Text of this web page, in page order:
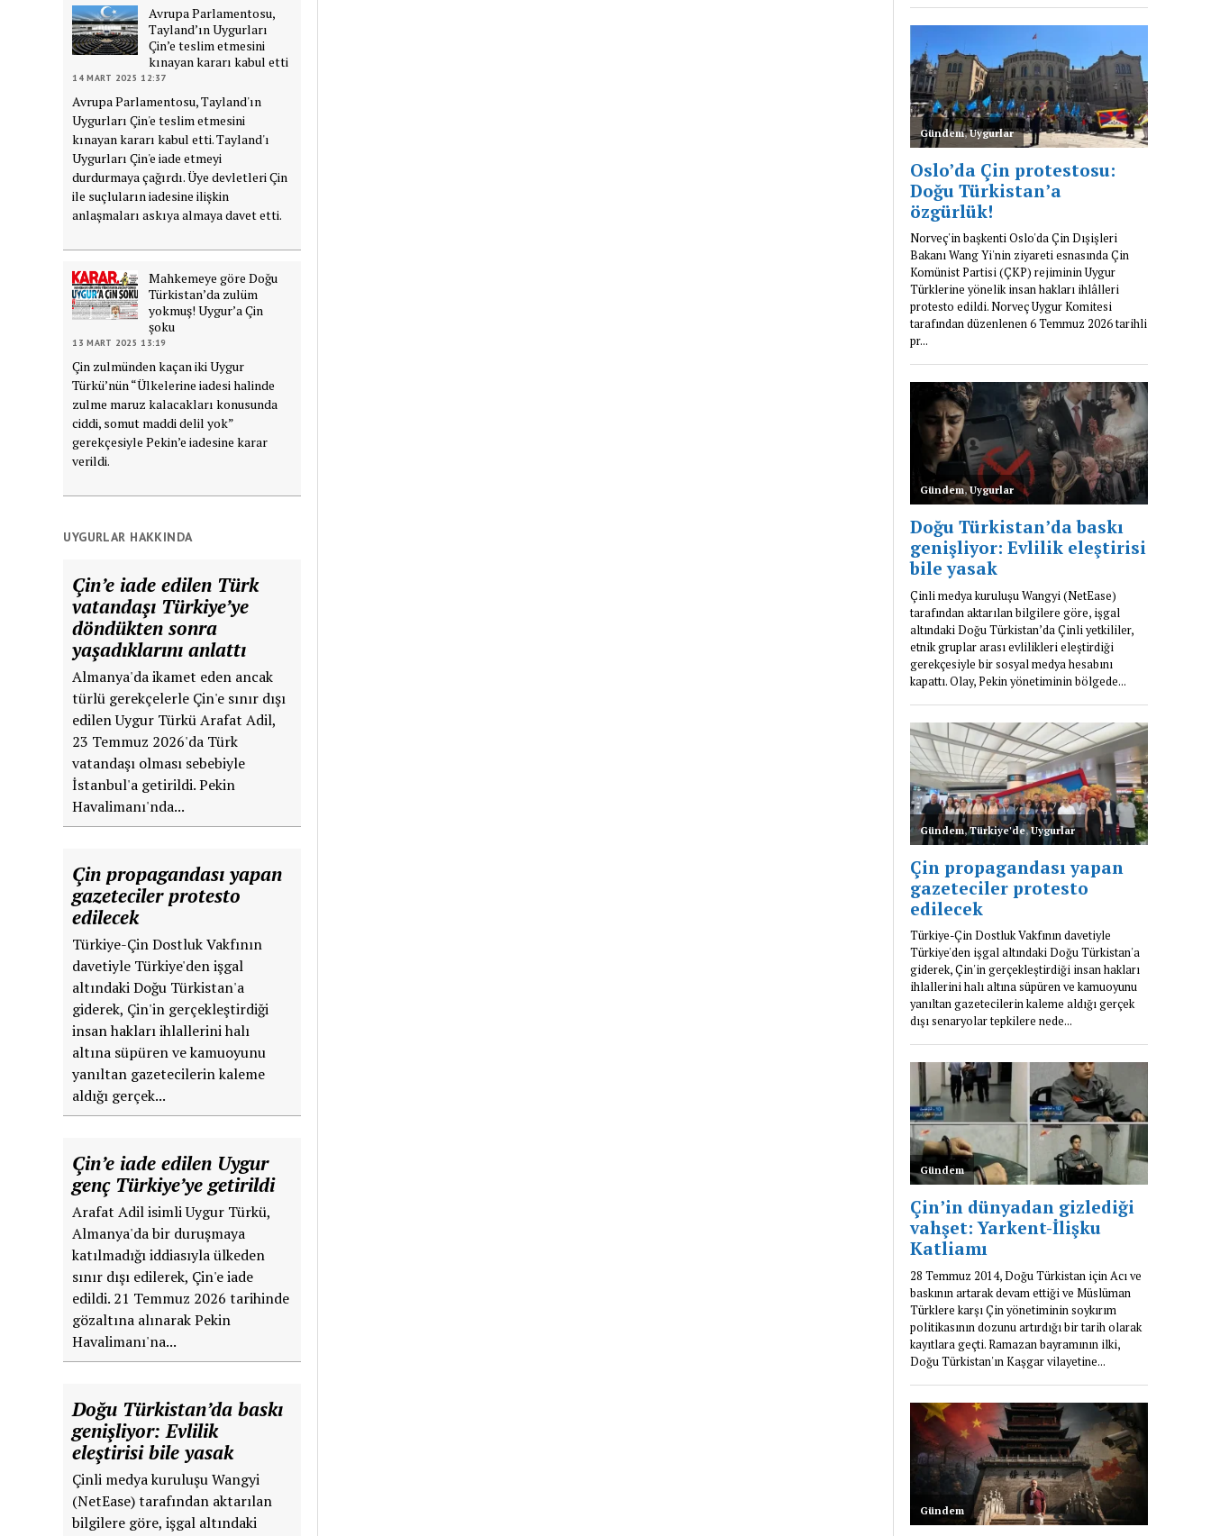
Avrupa Parlamentosu,
Tayland’ın Uygurları
Çin’e teslim etmesini
kınayan kararı kabul etti
14 MART 2025 12:37
Avrupa Parlamentosu, Tayland'ın
Uygurları Çin'e teslim etmesini
kınayan kararı kabul etti. Tayland'ı
Uygurları Çin'e iade etmeyi
durdurmaya çağırdı. Üye devletleri Çin
ile suçluların iadesine ilişkin
anlaşmaları askıya almaya davet etti.
Mahkemeye göre Doğu
Türkistan’da zulüm
yokmuş! Uygur’a Çin
şoku
13 MART 2025 13:19
Çin zulmünden kaçan iki Uygur
Türkü’nün “Ülkelerine iadesi halinde
zulme maruz kalacakları konusunda
ciddi, somut maddi delil yok”
gerekçesiyle Pekin’e iadesine karar
verildi.
UYGURLAR HAKKINDA
Çin’e iade edilen Türk
vatandaşı Türkiye’ye
döndükten sonra
yaşadıklarını anlattı
Almanya'da ikamet eden ancak
türlü gerekçelerle Çin'e sınır dışı
edilen Uygur Türkü Arafat Adil,
23 Temmuz 2026'da Türk
vatandaşı olması sebebiyle
İstanbul'a getirildi. Pekin
Havalimanı'nda...
Çin propagandası yapan
gazeteciler protesto
edilecek
Türkiye-Çin Dostluk Vakfının
davetiyle Türkiye'den işgal
altındaki Doğu Türkistan'a
giderek, Çin'in gerçekleştirdiği
insan hakları ihlallerini halı
altına süpüren ve kamuoyunu
yanıltan gazetecilerin kaleme
aldığı gerçek...
Çin’e iade edilen Uygur
genç Türkiye’ye getirildi
Arafat Adil isimli Uygur Türkü,
Almanya'da bir duruşmaya
katılmadığı iddiasıyla ülkeden
sınır dışı edilerek, Çin'e iade
edildi. 21 Temmuz 2026 tarihinde
gözaltına alınarak Pekin
Havalimanı'na...
Doğu Türkistan’da baskı
genişliyor: Evlilik
eleştirisi bile yasak
Çinli medya kuruluşu Wangyi
(NetEase) tarafından aktarılan
bilgilere göre, işgal altındaki